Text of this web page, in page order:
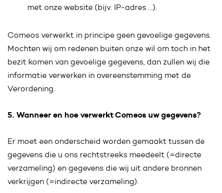
met onze website (bijv. IP-adres …).
Comeos verwerkt in principe geen gevoelige gegevens.
Mochten wij om redenen buiten onze wil om toch in het
bezit komen van gevoelige gegevens, dan zullen wij die
informatie verwerken in overeenstemming met de
Verordening.
5. Wanneer en hoe verwerkt Comeos uw gegevens?
Er moet een onderscheid worden gemaakt tussen de
gegevens die u ons rechtstreeks meedeelt (=directe
verzameling) en gegevens die wij uit andere bronnen
verkrijgen (=indirecte verzameling).